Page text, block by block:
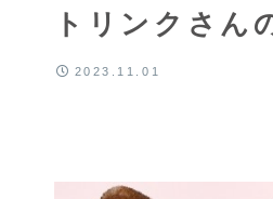
トリンクさん
2023.11.01